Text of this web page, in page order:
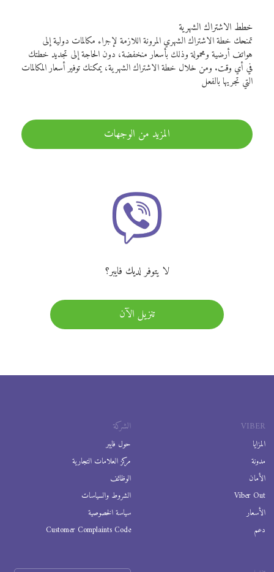
خطط الاشتراك الشهرية
تمنحك خطة الاشتراك الشهري المرونة اللازمة لإجراء مكالمات دولية إلى
هواتف أرضية ومحمولة وذلك بأسعار منخفضة، دون الحاجة إلى تجديد خطتك
في أي وقت. ومن خلال خطة الاشتراك الشهرية، يمكنك توفير أسعار المكالمات
التي تجريها بالفعل
المزيد من الوجهات
لا يتوفر لديك فايبر؟
تنزيل الآن
VIBER
المزايا
مدونة
الأمان
Viber Out
الأسعار
دعم
الشركة
حول فايبر
مركز العلامات التجارية
الوظائف
الشروط والسياسات
سياسة الخصوصية
Customer Complaints Code